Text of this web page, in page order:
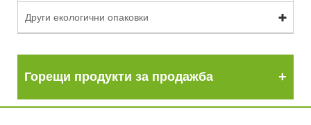
Други екологични опаковки
Горещи продукти за продажба